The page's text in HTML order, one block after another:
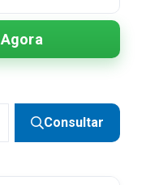
Consultar